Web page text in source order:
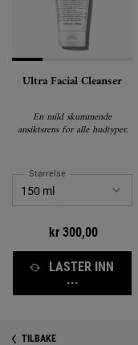
Ultra Facial Cleanser
En mild skummende
ansiktsrens for alle hudtyper.
Størrelse
kr 300,00
LASTER INN
...
TILBAKE